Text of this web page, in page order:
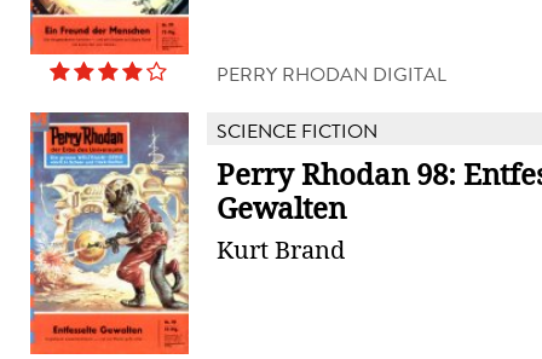
PERRY RHODAN DIGITAL
SCIENCE FICTION
Perry Rhodan 98:
Gewalten
Kurt Brand